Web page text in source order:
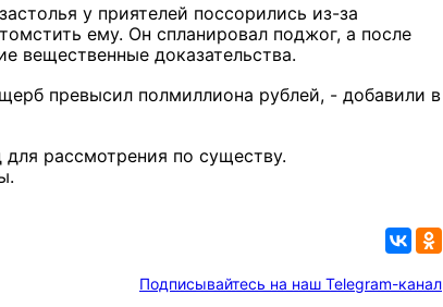
у приятелей поссорились из-за
ему. Он спланировал поджог, а после
вещественные доказательства.
превысил полмиллиона рублей, - добавили в
рассмотрения по существу.
Подписывайтесь на наш Telegram-канал